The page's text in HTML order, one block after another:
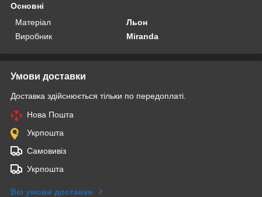
Основні
Матеріал
Льон
Виробник
Miranda
Умови доставки
Доставка здійснюється тільки по передоплаті.
Нова Пошта
Укрпошта
Самовивіз
Укрпошта
Всі умови доставки